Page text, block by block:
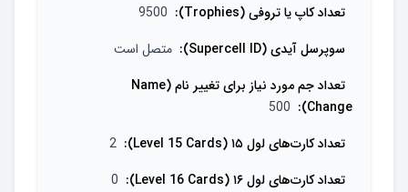
تعداد کاپ یا تروفی (Trophies)
:
9500
سوپرسل آیدی (Supercell ID)
: متصل است
تعداد جم مورد نیاز برای تغییر نام (Name
Change)
:
500
تعداد کارت‌های لول ۱۵ (Level 15 Cards)
:
2
تعداد کارت‌های لول ۱۶ (Level 16 Cards)
:
0